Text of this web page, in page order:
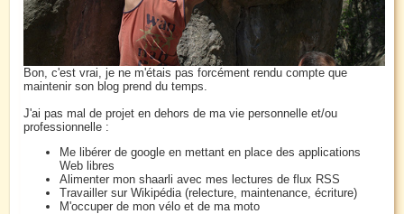
Bon, c'est vrai, je ne m'étais pas forcément rendu compte que
maintenir son blog prend du temps.
J'ai pas mal de projet en dehors de ma vie personnelle et/ou
professionnelle :
Me libérer de google en mettant en place des applications
Web libres
Alimenter mon shaarli avec mes lectures de flux RSS
Travailler sur Wikipédia (relecture, maintenance, écriture)
M'occuper de mon vélo et de ma moto